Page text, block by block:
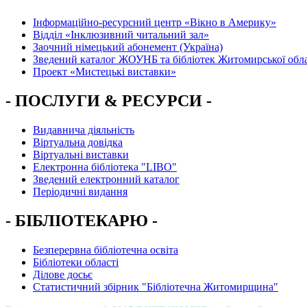
Інформаційно-ресурсний центр «Вікно в Америку»
Вiддiл «Інклюзивний читальний зал»
Заочний німецький абонемент (Україна)
Зведений каталог ЖОУНБ та бібліотек Житомирської
Проект «Мистецькі виставки»
- ПОСЛУГИ & РЕСУРСИ -
Видавнича діяльність
Віртуальна довідка
Віртуальні виставки
Електронна бібліотека "LIBO"
Зведений електронний каталог
Періодичні видання
- БІБЛІОТЕКАРЮ -
Безперервна бібліотечна освіта
Бібліотеки області
Ділове досьє
Статистичний збірник "Бібліотечна Житомирщина"